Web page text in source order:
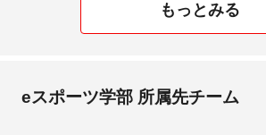
もっとみる
eスポーツ学部 所属先チーム